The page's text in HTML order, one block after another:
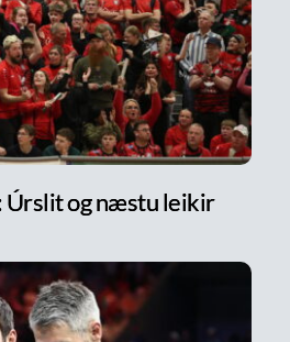
og næstu leikir